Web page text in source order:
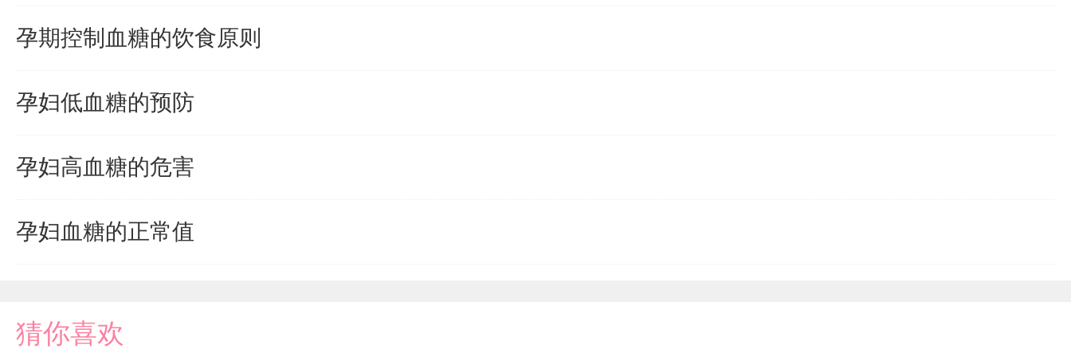
孕期控制血糖的饮食原则
孕妇低血糖的预防
孕妇高血糖的危害
孕妇血糖的正常值
猜你喜欢